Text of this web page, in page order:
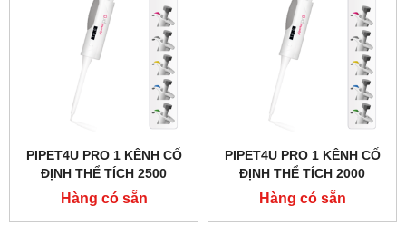
PIPET4U PRO 1 KÊNH CỐ
ĐỊNH THỂ TÍCH 2500
MICROLIT (2.5ML) HÃNG
AHN - ĐỨC
Hàng có sẵn
PIPET4U PRO 1 KÊNH CỐ
ĐỊNH THỂ TÍCH 2000
MICROLIT (2ML) HÃNG
AHN - ĐỨC
Hàng có sẵn